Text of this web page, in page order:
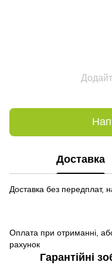
Доставка
Доставка без передплат,
Оплата при отриманні,
рахунок
Гарантійні